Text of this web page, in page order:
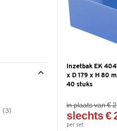
(3)
Inzetbak EK
x D 179 x H 80
40 stuks
in plaats van €
slechts €
per set